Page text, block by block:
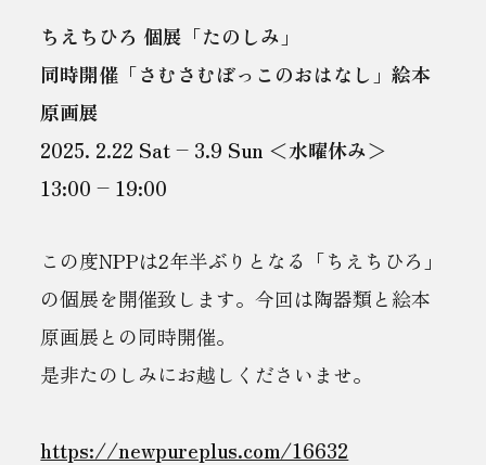
ちえちひろ 個展「たのしみ」
同時開催「さむさむぼっこのおはなし」絵本
原画展
2025. 2.22 Sat – 3.9 Sun ＜水曜休み＞
13:00 – 19:00
この度NPPは2年半ぶりとなる「ちえちひろ」
の個展を開催致します。今回は陶器類と絵本
原画展との同時開催。
是非たのしみにお越しくださいませ。
https://newpureplus.com/16632